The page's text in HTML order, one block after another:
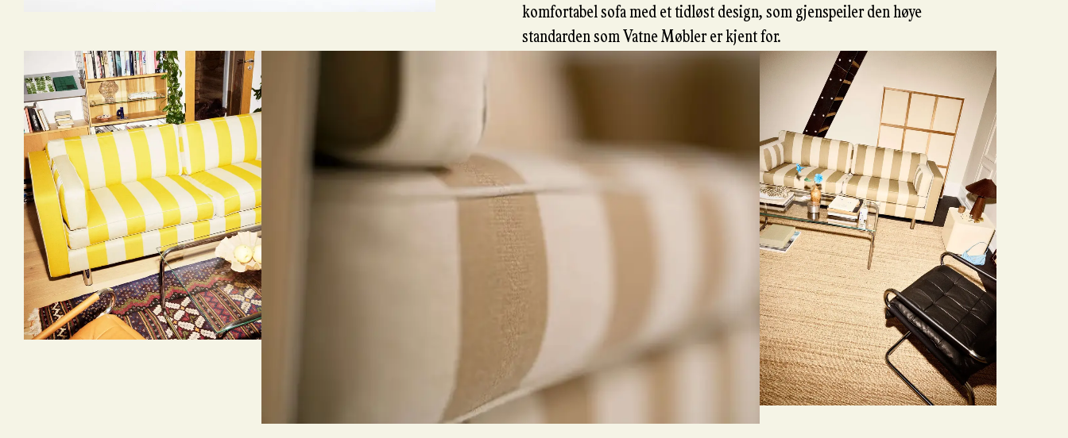
komfortabel sofa med et tidløst design, som gjenspeiler den høye
standarden som Vatne Møbler er kjent for.